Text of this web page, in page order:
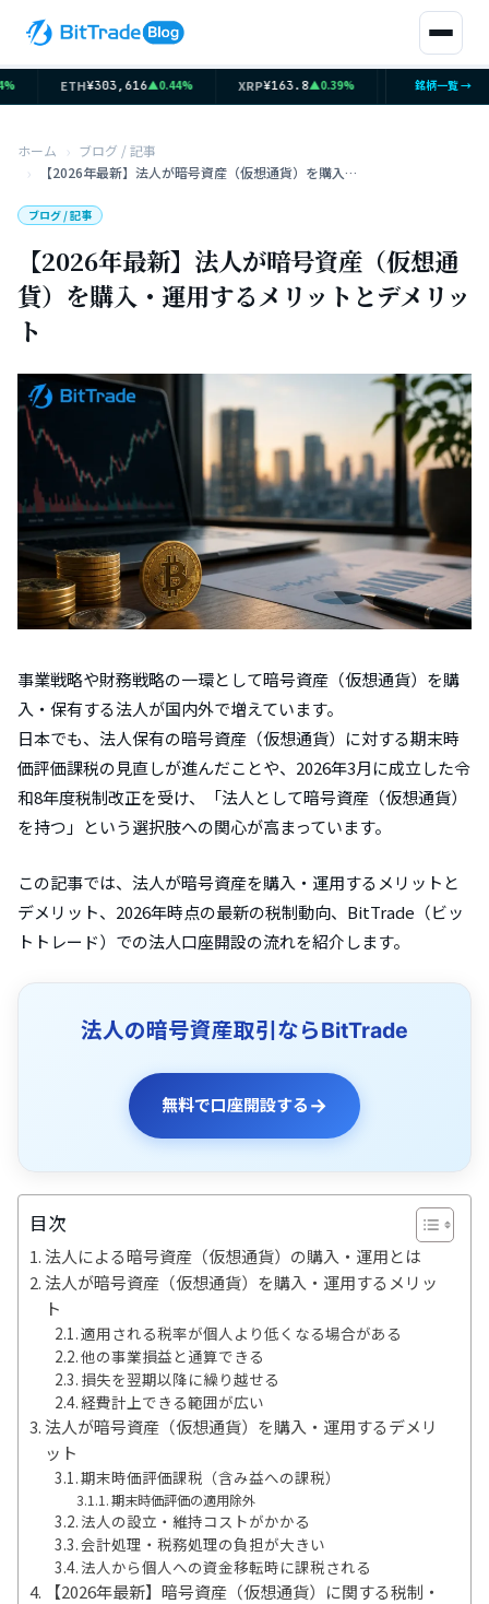
ETH¥303,616 ▲0.44% XRP¥163.8▲0.39% ¥12,088
銘柄一覧 →
ホーム
ブログ / 記事
【2026年最新】法人が暗号資産（仮想通貨）を購入・運用するメリットとデメリット
ブログ / 記事
【2026年最新】法人が暗号資産（仮想通
貨）を購入・運用するメリットとデメリッ
ト
事業戦略や財務戦略の一環として暗号資産（仮想通貨）を購
入・保有する法人が国内外で増えています。
日本でも、法人保有の暗号資産（仮想通貨）に対する期末時
価評価課税の見直しが進んだことや、2026年3月に成立した令
和8年度税制改正を受け、「法人として暗号資産（仮想通貨）
を持つ」という選択肢への関心が高まっています。
この記事では、法人が暗号資産を購入・運用するメリットと
デメリット、2026年時点の最新の税制動向、BitTrade（ビッ
トトレード）での法人口座開設の流れを紹介します。
法人の暗号資産取引ならBitTrade
無料で口座開設する →
目次
法人による暗号資産（仮想通貨）の購入・運用とは
法人が暗号資産（仮想通貨）を購入・運用するメリッ
ト
適用される税率が個人より低くなる場合がある
他の事業損益と通算できる
損失を翌期以降に繰り越せる
経費計上できる範囲が広い
法人が暗号資産（仮想通貨）を購入・運用するデメリ
ット
期末時価評価課税（含み益への課税）
期末時価評価の適用除外
法人の設立・維持コストがかかる
会計処理・税務処理の負担が大きい
法人から個人への資金移転時に課税される
【2026年最新】暗号資産（仮想通貨）に関する税制・